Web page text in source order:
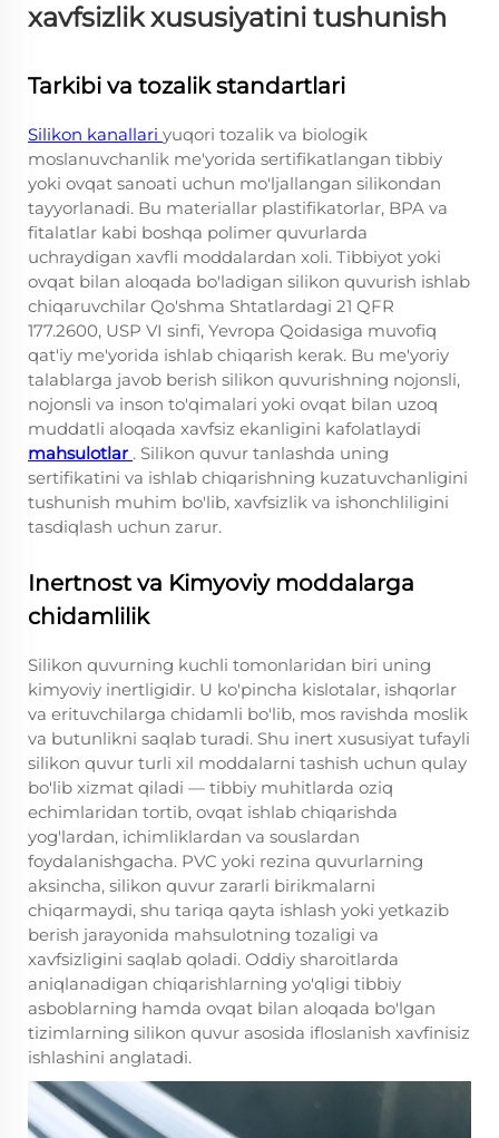
xavfsizlik xususiyatini tushunish
Tarkibi va tozalik standartlari
Silikon kanallari yuqori tozalik va biologik
moslanuvchanlik me'yorida sertifikatlangan tibbiy
yoki ovqat sanoati uchun mo'ljallangan silikondan
tayyorlanadi. Bu materiallar plastifikatorlar, BPA va
fitalatlar kabi boshqa polimer quvurlarda
uchraydigan xavfli moddalardan xoli. Tibbiyot yoki
ovqat bilan aloqada bo'ladigan silikon quvurish ishlab
chiqaruvchilar Qo'shma Shtatlardagi 21 QFR
177.2600, USP VI sinfi, Yevropa Qoidasiga muvofiq
qat'iy me'yorida ishlab chiqarish kerak. Bu me'yoriy
talablarga javob berish silikon quvurishning nojonsli,
nojonsli va inson to'qimalari yoki ovqat bilan uzoq
muddatli aloqada xavfsiz ekanligini kafolatlaydi
mahsulotlar . Silikon quvur tanlashda uning
sertifikatini va ishlab chiqarishning kuzatuvchanligini
tushunish muhim bo'lib, xavfsizlik va ishonchliligini
tasdiqlash uchun zarur.
Inertnost va Kimyoviy moddalarga
chidamlilik
Silikon quvurning kuchli tomonlaridan biri uning
kimyoviy inertligidir. U ko'pincha kislotalar, ishqorlar
va erituvchilarga chidamli bo'lib, mos ravishda moslik
va butunlikni saqlab turadi. Shu inert xususiyat tufayli
silikon quvur turli xil moddalarni tashish uchun qulay
bo'lib xizmat qiladi — tibbiy muhitlarda oziq
echimlaridan tortib, ovqat ishlab chiqarishda
yog'lardan, ichimliklardan va souslardan
foydalanishgacha. PVC yoki rezina quvurlarning
aksincha, silikon quvur zararli birikmalarni
chiqarmaydi, shu tariqa qayta ishlash yoki yetkazib
berish jarayonida mahsulotning tozaligi va
xavfsizligini saqlab qoladi. Oddiy sharoitlarda
aniqlanadigan chiqarishlarning yo'qligi tibbiy
asboblarning hamda ovqat bilan aloqada bo'lgan
tizimlarning silikon quvur asosida ifloslanish xavfinisiz
ishlashini anglatadi.